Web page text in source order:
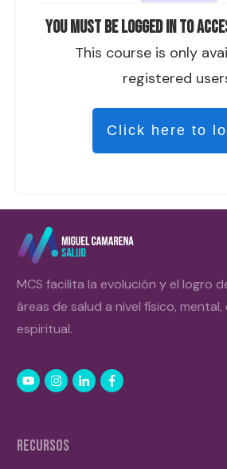
You must be logged in to
This course is only
registered
Click here to
MCS facilita la evolución y el logro
áreas de salud a nivel físico,
espiritual.
RECURSOS